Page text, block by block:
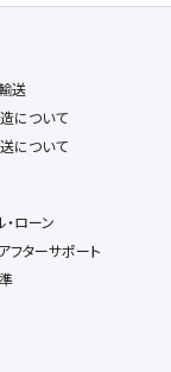
送
について
について
・ローン
フターサポート